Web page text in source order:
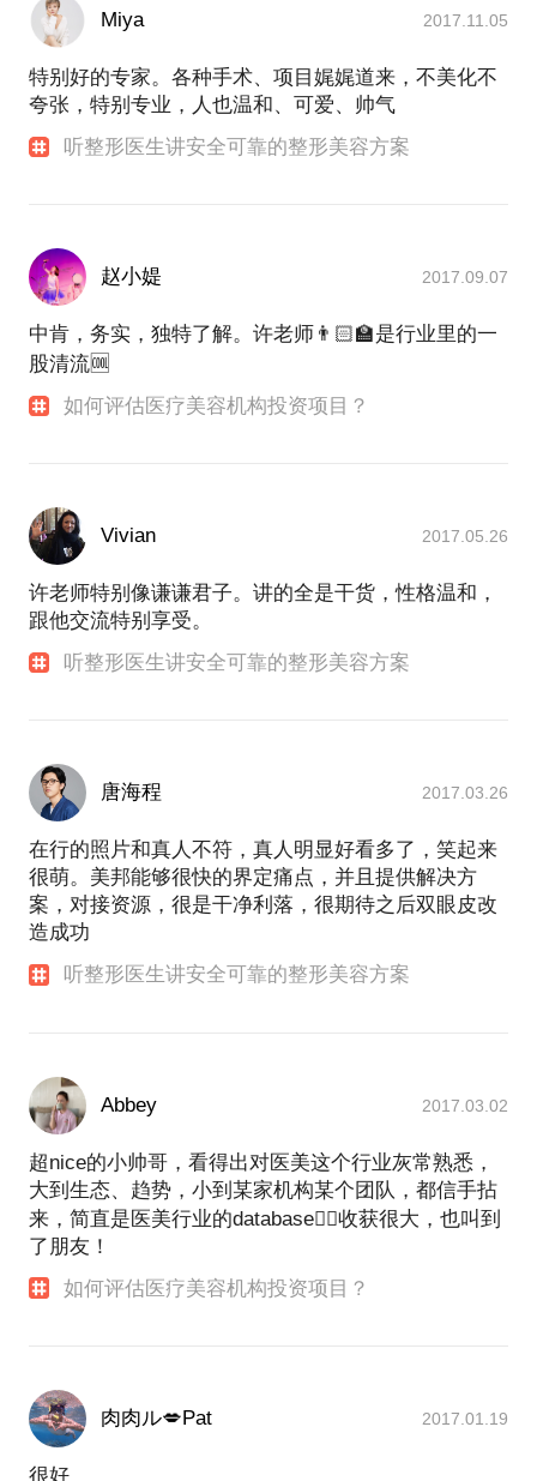
Miya 2017.11.05
特别好的专家。各种手术、项目娓娓道来，不美化不
夸张，特别专业，人也温和、可爱、帅气
听整形医生讲安全可靠的整形美容方案
赵小媞 2017.09.07
中肯，务实，独特了解。许老师👨🏻‍🏫是行业里的一
股清流🆒
如何评估医疗美容机构投资项目？
Vivian 2017.05.26
许老师特别像谦谦君子。讲的全是干货，性格温和，
跟他交流特别享受。
听整形医生讲安全可靠的整形美容方案
唐海程 2017.03.26
在行的照片和真人不符，真人明显好看多了，笑起来
很萌。美邦能够很快的界定痛点，并且提供解决方
案，对接资源，很是干净利落，很期待之后双眼皮改
造成功
听整形医生讲安全可靠的整形美容方案
Abbey 2017.03.02
超nice的小帅哥，看得出对医美这个行业灰常熟悉，
大到生态、趋势，小到某家机构某个团队，都信手拈
来，简直是医美行业的database👍🏻收获很大，也叫到
了朋友！
如何评估医疗美容机构投资项目？
肉肉ル💋Pat 2017.01.19
很好